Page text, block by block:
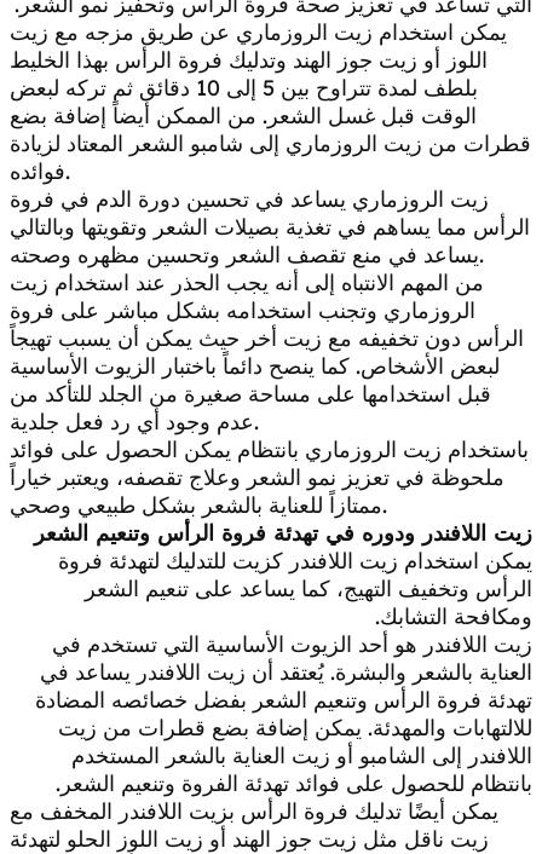
يمكن استخدام زيت الروزماري عن طريق مزجه مع زيت
اللوز أو زيت جوز الهند وتدليك فروة الرأس بهذا الخليط
بلطف لمدة تتراوح بين 5 إلى 10 دقائق ثم تركه لبعض
الوقت قبل غسل الشعر. من الممكن أيضاً إضافة بضع
قطرات من زيت الروزماري إلى شامبو الشعر المعتاد لزيادة
فوائده.
زيت الروزماري يساعد في تحسين دورة الدم في فروة
الرأس مما يساهم في تغذية بصيلات الشعر وتقويتها وبالتالي
يساعد في منع تقصف الشعر وتحسين مظهره وصحته.
من المهم الانتباه إلى أنه يجب الحذر عند استخدام زيت
الروزماري وتجنب استخدامه بشكل مباشر على فروة
الرأس دون تخفيفه مع زيت أخر حيث يمكن أن يسبب تهيجاً
لبعض الأشخاص. كما ينصح دائماً باختبار الزيوت الأساسية
قبل استخدامها على مساحة صغيرة من الجلد للتأكد من
عدم وجود أي رد فعل جلدية.
باستخدام زيت الروزماري بانتظام يمكن الحصول على فوائد
ملحوظة في تعزيز نمو الشعر وعلاج تقصفه، ويعتبر خياراً
ممتازاً للعناية بالشعر بشكل طبيعي وصحي.
زيت اللافندر ودوره في تهدئة فروة الرأس وتنعيم الشعر
يمكن استخدام زيت اللافندر كزيت للتدليك لتهدئة فروة
الرأس وتخفيف التهيج، كما يساعد على تنعيم الشعر
ومكافحة التشابك.
زيت اللافندر هو أحد الزيوت الأساسية التي تستخدم في
العناية بالشعر والبشرة. يُعتقد أن زيت اللافندر يساعد في
تهدئة فروة الرأس وتنعيم الشعر بفضل خصائصه المضادة
للالتهابات والمهدئة. يمكن إضافة بضع قطرات من زيت
اللافندر إلى الشامبو أو زيت العناية بالشعر المستخدم
بانتظام للحصول على فوائد تهدئة الفروة وتنعيم الشعر.
يمكن أيضًا تدليك فروة الرأس بزيت اللافندر المخفف مع
زيت ناقل مثل زيت جوز الهند أو زيت اللوز الحلو لتهدئة